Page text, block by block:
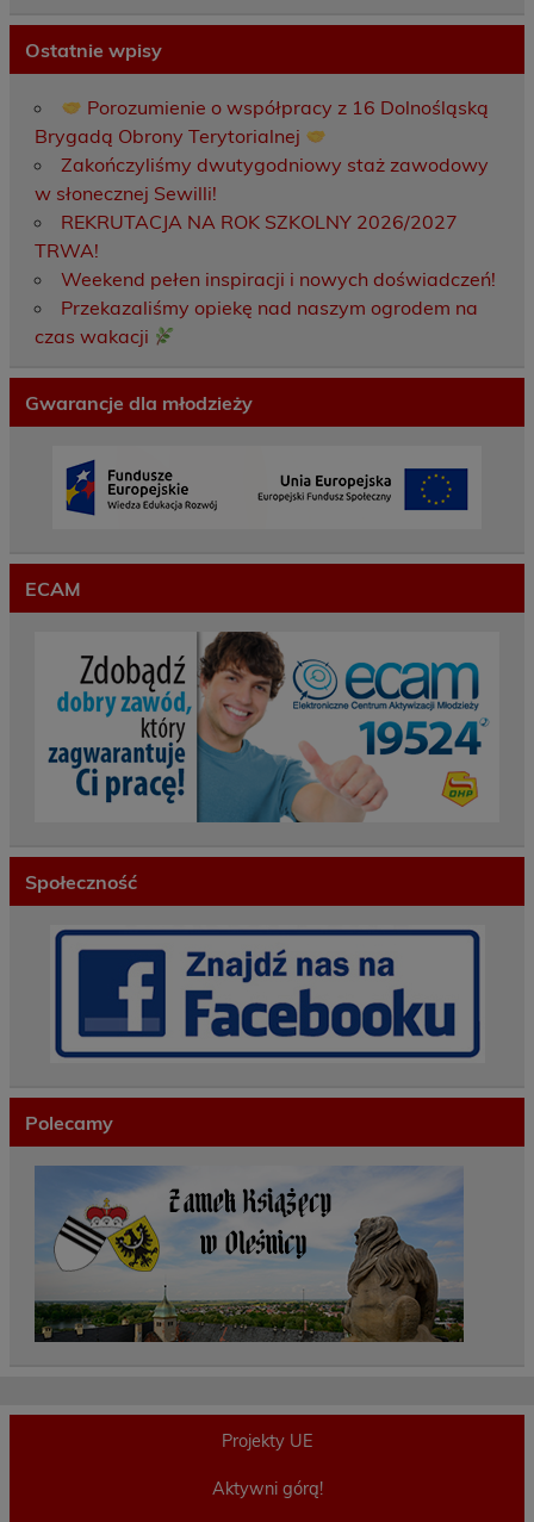
Ostatnie wpisy
Porozumienie o współpracy z 16 Dolnośląską
Brygadą Obrony Terytorialnej
Zakończyliśmy dwutygodniowy staż zawodowy
w słonecznej Sewilli!
REKRUTACJA NA ROK SZKOLNY 2026/2027
TRWA!
Weekend pełen inspiracji i nowych doświadczeń!
Przekazaliśmy opiekę nad naszym ogrodem na
czas wakacji
Gwarancje dla młodzieży
ECAM
Społeczność
Polecamy
Projekty UE
Aktywni górą!